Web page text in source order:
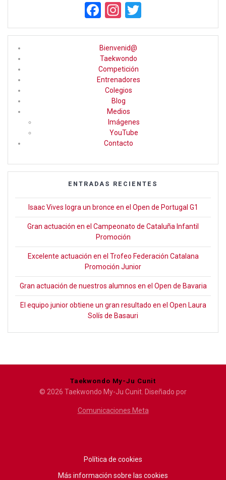
F
a
ce
b
o
o
k
In
st
a
gr
a
m
wi
Bienvenid@
Taekwondo
Competición
Entrenadores
Colegios
Blog
Medios
Imágenes
YouTube
Contacto
ENTRADAS RECIENTES
Isaac Vives logra un bronce en el Open de Portugal G1
Gran actuación en el Campeonato de Cataluña Infantil
Promoción
Excelente actuación en el Trofeo Federación Catalana
Promoción Junior
Gran actuación de nuestros alumnos en el Open de Bavaria
El equipo junior obtiene un gran resultado en el Open Laura
Solís de Basauri
Taekwondo My-Ju Cunit
© 2026 Taekwondo My-Ju Cunit. Diseñado por
Comunicaciones Meta
Política de cookies
Más información sobre las cookies